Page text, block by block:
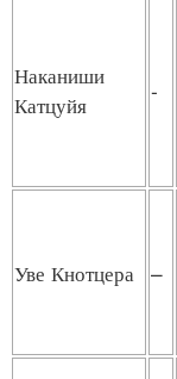
Наканиши
Катцуйя
-
Уве Кнотцера –